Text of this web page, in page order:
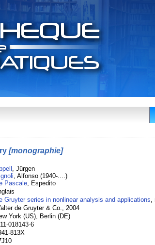
[monographie]
, Jürgen
, Alfonso (1940-....)
Pascale, Espedito
Gruyter series in nonlinear analysis and applications,
de Gruyter & Co., 2004
York (US), Berlin (DE)
018143-6
813X